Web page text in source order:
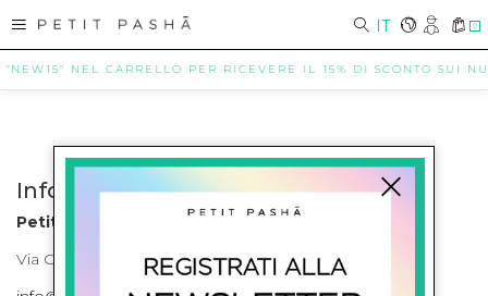
IT 0
NEL CARRELLO PER RICEVERE IL 15% DI SCONTO SUI
Info contatti
Petit Pasha
Via Cilea, 255 Napoli Corso Umberto I 301 Napoli